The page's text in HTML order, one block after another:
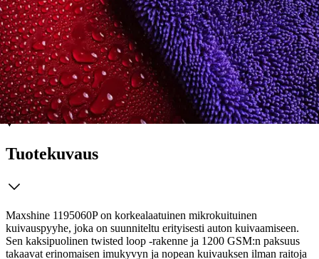
Tarkista myymäläsaatavuus
Ei saatavilla
Tuotekuvaus
Maxshine 1195060P on korkealaatuinen mikrokuituinen
kuivauspyyhe, joka on suunniteltu erityisesti auton kuivaamiseen.
Sen kaksipuolinen twisted loop -rakenne ja 1200 GSM:n paksuus
takaavat erinomaisen imukyvyn ja nopean kuivauksen ilman raitoja